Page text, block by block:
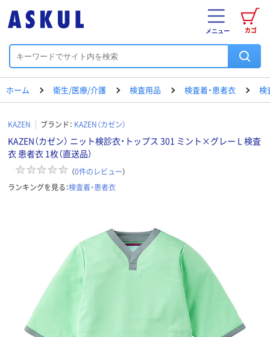
カゴ
メニュー
ホーム 衛生/医療/介護 検査用品 検査着・患者衣 検
KAZEN ブランド： KAZEN（カゼン）
KAZEN（カゼン） ニット検診衣・トップス 301 ミント×グレー L 検査
衣 患者衣 1枚（直送品）
（0件のレビュー）
ランキングを見る：検査着・患者衣